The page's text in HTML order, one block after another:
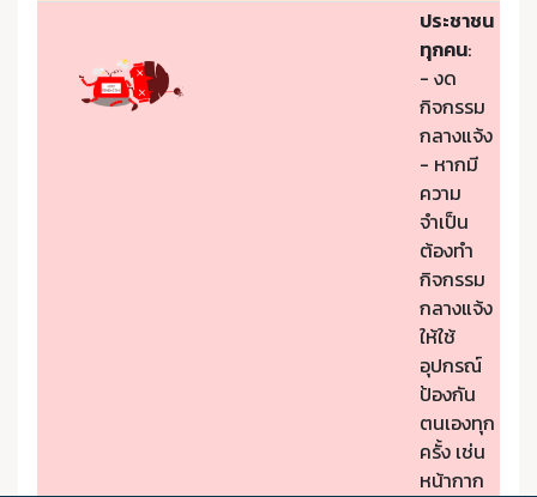
ประชาชน
ทุกคน:
- งด
กิจกรรม
กลางแจ้ง
- หากมี
ความ
จำเป็น
ต้องทำ
กิจกรรม
กลางแจ้ง
ให้ใช้
อุปกรณ์
ป้องกัน
ตนเองทุก
ครั้ง เช่น
หน้ากาก